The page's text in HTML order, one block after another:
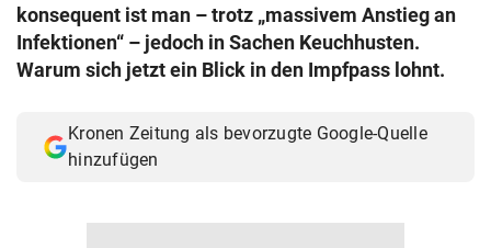
© Krone Multimedia GmbH & Co KG 2026
Muthgasse 2, 1190 Wien
konsequent ist man – trotz „massivem Anstieg an
Infektionen“ – jedoch in Sachen Keuchhusten.
Warum sich jetzt ein Blick in den Impfpass lohnt.
Kronen Zeitung als bevorzugte Google-Quelle
hinzufügen